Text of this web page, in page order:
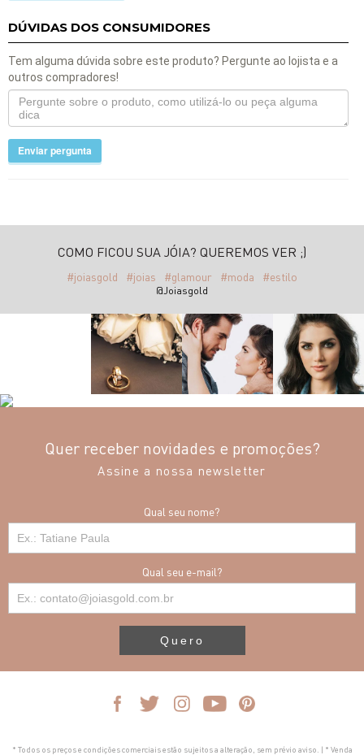
DÚVIDAS DOS CONSUMIDORES
Tem alguma dúvida sobre este produto? Pergunte ao lojista e a
outros compradores!
Enviar pergunta
COMO FICOU SUA JÓIA? QUEREMOS VER ;)
#joiasgold #joias #glamour #moda #estilo
@Joiasgold
Quer receber novidades e promoções?
Assine a nossa newsletter
Qual seu nome?
Qual seu e-mail?
Quero
* Todos os preços e condições comerciais estão sujeitos a alteração, sem prévio aviso. | * Venda